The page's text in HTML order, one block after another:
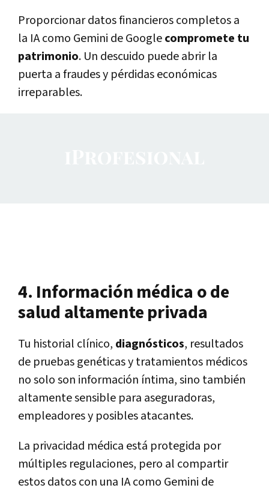
Proporcionar datos financieros completos a
la IA como Gemini de Googlecompromete tu
patrimonio. Un descuido puede abrir la
puerta a fraudes y pérdidas económicas
irreparables.
4. Información médica o de
salud altamente privada
Tu historial clínico, diagnósticos, resultados
de pruebas genéticas y tratamientos médicos
no solo son información íntima, sino también
altamente sensible para aseguradoras,
empleadores y posibles atacantes.
La privacidad médica está protegida por
múltiples regulaciones, pero al compartir
estos datos con una IA como Gemini de